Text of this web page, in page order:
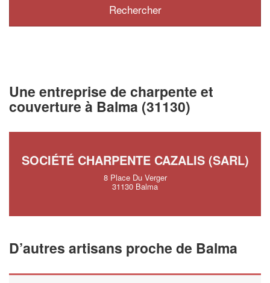
Une entreprise de charpente et
couverture à Balma (31130)
SOCIÉTÉ CHARPENTE CAZALIS (SARL)
8 Place Du Verger
31130 Balma
D’autres artisans proche de Balma
✕
Vous êtes un
marges tout en
nouveaux clients
En savoir